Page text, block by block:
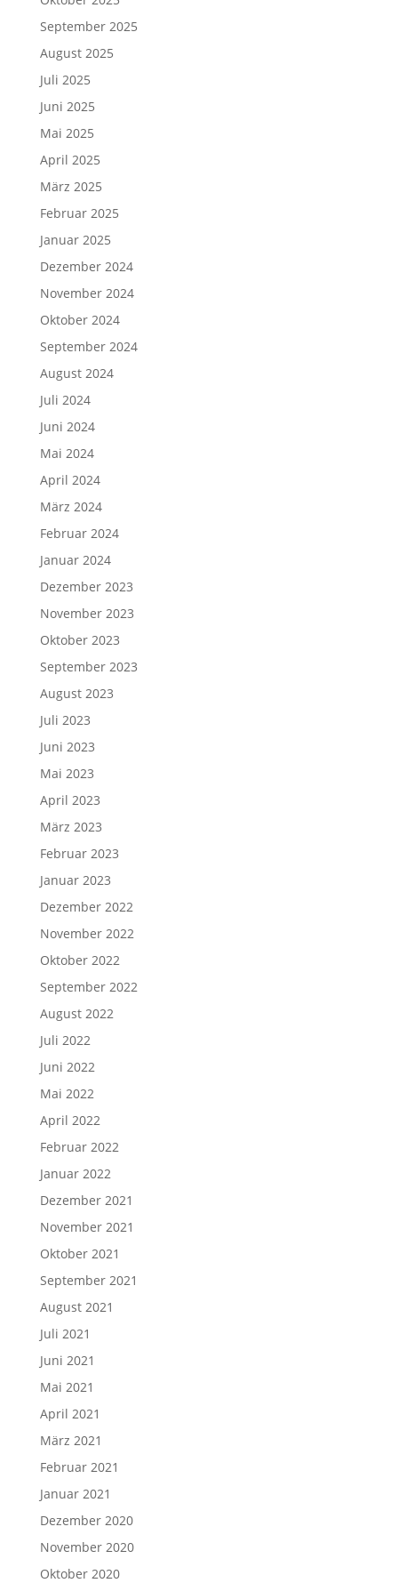
September 2025
August 2025
Juli 2025
Juni 2025
Mai 2025
April 2025
März 2025
Februar 2025
Januar 2025
Dezember 2024
November 2024
Oktober 2024
September 2024
August 2024
Juli 2024
Juni 2024
Mai 2024
April 2024
März 2024
Februar 2024
Januar 2024
Dezember 2023
November 2023
Oktober 2023
September 2023
August 2023
Juli 2023
Juni 2023
Mai 2023
April 2023
März 2023
Februar 2023
Januar 2023
Dezember 2022
November 2022
Oktober 2022
September 2022
August 2022
Juli 2022
Juni 2022
Mai 2022
April 2022
Februar 2022
Januar 2022
Dezember 2021
November 2021
Oktober 2021
September 2021
August 2021
Juli 2021
Juni 2021
Mai 2021
April 2021
März 2021
Februar 2021
Januar 2021
Dezember 2020
November 2020
Oktober 2020